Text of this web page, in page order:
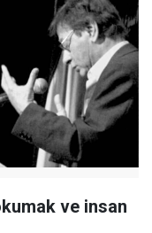
ve insan